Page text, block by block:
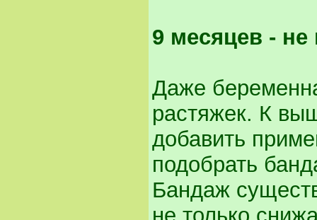
9 месяцев -
Даже
растяжек. К
добавить
подобрать
Бандаж